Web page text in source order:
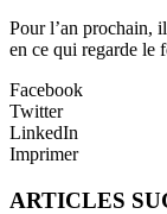
Pour l’an prochain,
en ce qui regarde le
Facebook
Twitter
LinkedIn
Imprimer
ARTICLES